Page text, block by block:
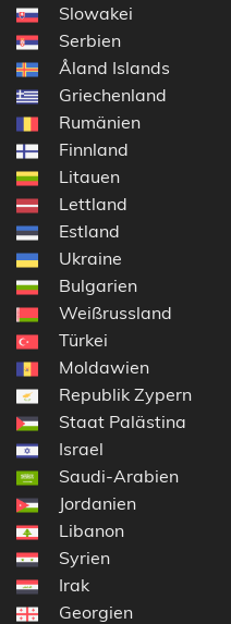
Slowakei
Serbien
Åland Islands
Griechenland
Rumänien
Finnland
Litauen
Lettland
Estland
Ukraine
Bulgarien
Weißrussland
Türkei
Moldawien
Republik Zypern
Staat Palästina
Israel
Saudi-Arabien
Jordanien
Libanon
Syrien
Irak
Georgien